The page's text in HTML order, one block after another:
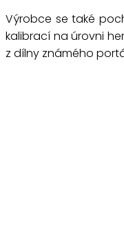
Výrobce se také
kalibrací na úrovni
z dílny známého